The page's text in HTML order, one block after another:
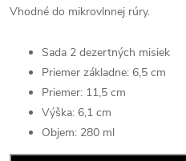
Vhodné do mikrovlnnej rúry.
Sada 2 dezertných misiek
Priemer základne: 6,5 cm
Priemer: 11,5 cm
Výška: 6,1 cm
Objem: 280 ml